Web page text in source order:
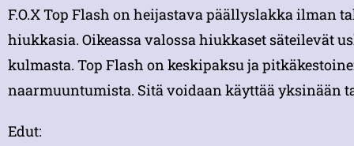
F.O.X Top Flash on heijastava päällyslakka ilman
hiukkasia. Oikeassa valossa hiukkaset säteilevät
kulmasta. Top Flash on keskipaksu ja
naarmuuntumista. Sitä voidaan käyttää yksinään
Edut: